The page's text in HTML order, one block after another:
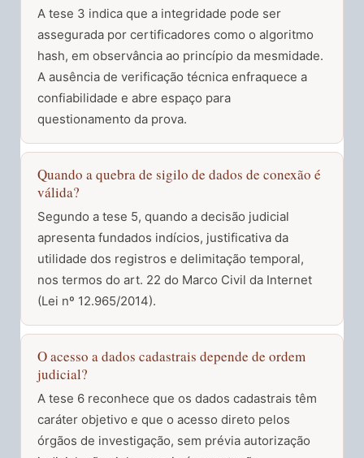
A tese 3 indica que a integridade pode ser
assegurada por certificadores como o algoritmo
hash, em observância ao princípio da mesmidade.
A ausência de verificação técnica enfraquece a
confiabilidade e abre espaço para
questionamento da prova.
Quando a quebra de sigilo de dados de conexão é
válida?
Segundo a tese 5, quando a decisão judicial
apresenta fundados indícios, justificativa da
utilidade dos registros e delimitação temporal,
nos termos do art. 22 do Marco Civil da Internet
(Lei nº 12.965/2014).
O acesso a dados cadastrais depende de ordem
judicial?
A tese 6 reconhece que os dados cadastrais têm
caráter objetivo e que o acesso direto pelos
órgãos de investigação, sem prévia autorização